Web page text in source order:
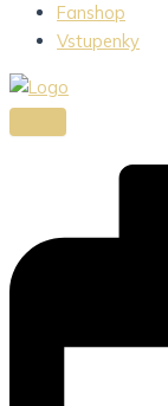
Fanshop
Vstupenky